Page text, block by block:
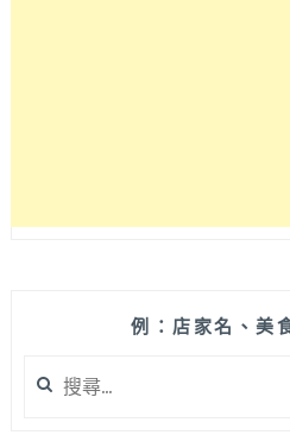
例：店家名、美
尋